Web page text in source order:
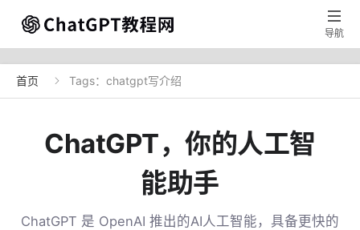

导航
首页  Tags：chatgpt写介绍
ChatGPT，你的人工智
能助手
ChatGPT 是 OpenAI 推出的AI人工智能，具备更快的